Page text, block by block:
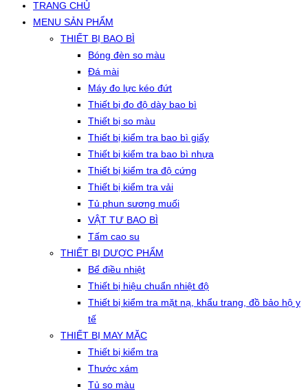
TRANG CHỦ
MENU SẢN PHẨM
THIẾT BỊ BAO BÌ
Bóng đèn so màu
Đá mài
Máy đo lực kéo đứt
Thiết bị đo độ dày bao bì
Thiết bị so màu
Thiết bị kiểm tra bao bì giấy
Thiết bị kiểm tra bao bì nhựa
Thiết bị kiểm tra độ cứng
Thiết bị kiểm tra vải
Tủ phun sương muối
VẬT TƯ BAO BÌ
Tấm cao su
THIẾT BỊ DƯỢC PHẨM
Bể điều nhiệt
Thiết bị hiệu chuẩn nhiệt độ
Thiết bị kiểm tra mặt nạ, khẩu trang, đồ bảo hộ y
tế
THIẾT BỊ MAY MẶC
Thiết bị kiểm tra
Thước xám
Tủ so màu